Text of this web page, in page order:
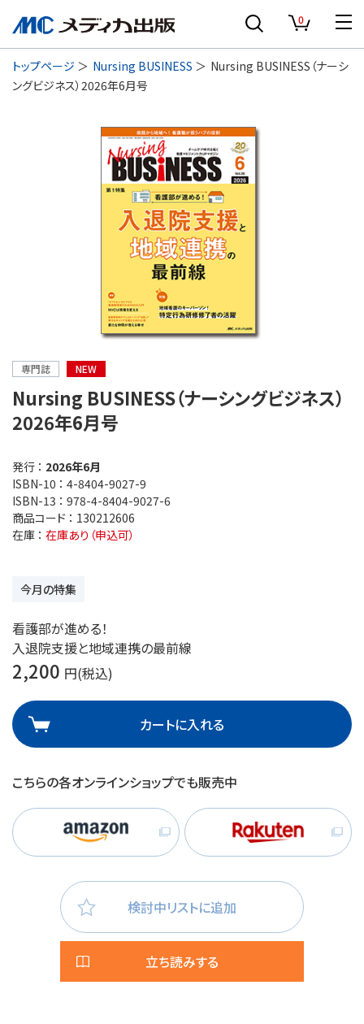
0
トップページ Nursing BUSINESS
Nursing BUSINESS（ナーシ
ングビジネス）2026年6月号
専門誌 NEW
Nursing BUSINESS（ナーシングビジネス）
2026年6月号
発行 ： 2026年6月
ISBN-10 ： 4-8404-9027-9
ISBN-13 ： 978-4-8404-9027-6
商品コード ： 130212606
在庫 ： 在庫あり（申込可）
今月の特集
看護部が進める！
入退院支援と地域連携の最前線
2,200 円(税込)
カートに入れる
こちらの各オンラインショップでも販売中
検討中リストに追加
立ち読みする